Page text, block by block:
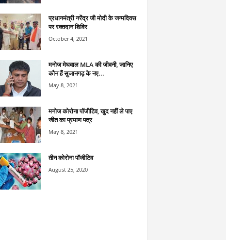
प्रधानमंत्री नरेंद्र जी मोदी के जन्मदिवस
पर रक्तदान शिविर
October 4, 2021
मनोज मेघवाल MLA की जीवनी, जानिए
कौन हैं सुजानगढ़ के नए...
May 8, 2021
मनोज कोरोना पॉजीटिव, खुद नहीं ले पाए
जीत का प्रमाण पत्र
May 8, 2021
तीन कोरोना पॉजीटिव
August 25, 2020